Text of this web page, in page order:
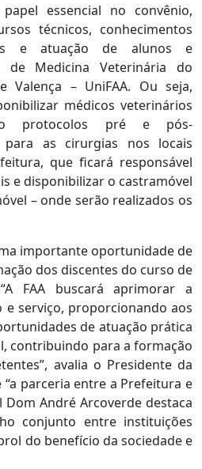
essencial no convênio,
técnicos, conhecimentos
e atuação de alunos e
de Medicina Veterinária do
Valença – UniFAA. Ou seja,
médicos veterinários
protocolos pré e pós-
para as cirurgias nos locais
que ficará responsável
e disponibilizar o castramóvel
– onde serão realizados os
importante oportunidade de
dos discentes do curso de
FAA buscará aprimorar a
serviço, proporcionando aos
de atuação prática
contribuindo para a formação
avalia o Presidente da
“a parceria entre a Prefeitura e
Dom André Arcoverde destaca
conjunto entre instituições
do benefício da sociedade e